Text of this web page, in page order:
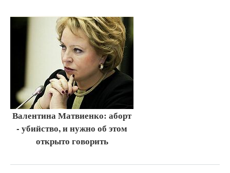
Валентина Матвиенко: аборт
- убийство, и нужно об этом
открыто говорить